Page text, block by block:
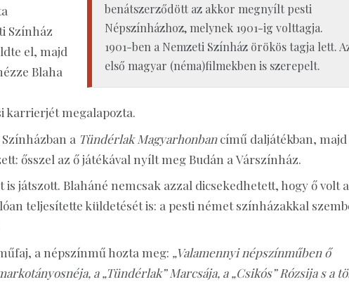
benátszerződött az akkor megnyílt pesti
Népszínházhoz, melynek 1901-ig volttagja.
1901-ben a Nemzeti Színház örökös tagja lett.
első magyar (néma)filmekben is szerepelt.
Színház
el, majd
Blaha
karrierjét megalapozta.
a Tündérlak Magyarhonbancímű daljátékban, majd
ősszel az ő játékával nyílt meg Budán a Várszínház.
játszott. Blaháné nemcsak azzal dicsekedhetett, hogy ő volt
teljesítette küldetését is: a pesti német színházakkal
a népszínmű hozta meg: „Valamennyi népszínműben ő
a „Tündérlak” Marcsája, a „Csikós” Rózsija s a